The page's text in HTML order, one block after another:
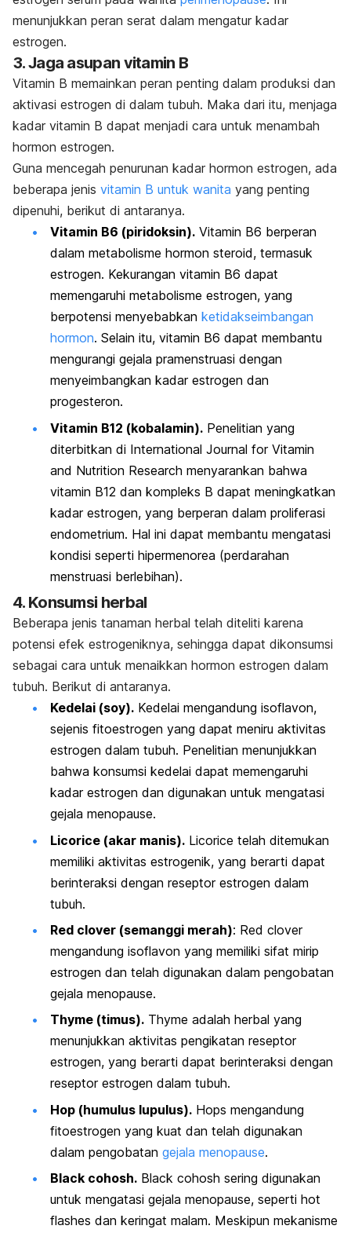
menunjukkan peran serat dalam mengatur kadar
estrogen.
3. Jaga asupan vitamin B
Vitamin B memainkan peran penting dalam produksi dan
aktivasi estrogen di dalam tubuh. Maka dari itu, menjaga
kadar vitamin B dapat menjadi cara untuk menambah
hormon estrogen.
Guna mencegah penurunan kadar hormon estrogen, ada
beberapa jenis vitamin B untuk wanita yang penting
dipenuhi, berikut di antaranya.
Vitamin B6 (piridoksin). Vitamin B6 berperan
dalam metabolisme hormon steroid, termasuk
estrogen. Kekurangan vitamin B6 dapat
memengaruhi metabolisme estrogen, yang
berpotensi menyebabkan ketidakseimbangan
hormon. Selain itu, vitamin B6 dapat membantu
mengurangi gejala pramenstruasi dengan
menyeimbangkan kadar estrogen dan
progesteron.
Vitamin B12 (kobalamin). Penelitian yang
diterbitkan di International Journal for Vitamin
and Nutrition Research menyarankan bahwa
vitamin B12 dan kompleks B dapat meningkatkan
kadar estrogen, yang berperan dalam proliferasi
endometrium. Hal ini dapat membantu mengatasi
kondisi seperti hipermenorea (perdarahan
menstruasi berlebihan).
4. Konsumsi herbal
Beberapa jenis tanaman herbal telah diteliti karena
potensi efek estrogeniknya, sehingga dapat dikonsumsi
sebagai cara untuk menaikkan hormon estrogen dalam
tubuh. Berikut di antaranya.
Kedelai (soy). Kedelai mengandung isoflavon,
sejenis fitoestrogen yang dapat meniru aktivitas
estrogen dalam tubuh. Penelitian menunjukkan
bahwa konsumsi kedelai dapat memengaruhi
kadar estrogen dan digunakan untuk mengatasi
gejala menopause.
Licorice (akar manis). Licorice telah ditemukan
memiliki aktivitas estrogenik, yang berarti dapat
berinteraksi dengan reseptor estrogen dalam
tubuh.
Red clover (semanggi merah): Red clover
mengandung isoflavon yang memiliki sifat mirip
estrogen dan telah digunakan dalam pengobatan
gejala menopause.
Thyme (timus). Thyme adalah herbal yang
menunjukkan aktivitas pengikatan reseptor
estrogen, yang berarti dapat berinteraksi dengan
reseptor estrogen dalam tubuh.
Hop (humulus lupulus). Hops mengandung
fitoestrogen yang kuat dan telah digunakan
dalam pengobatan gejala menopause.
Black cohosh. Black cohosh sering digunakan
untuk mengatasi gejala menopause, seperti hot
flashes dan keringat malam. Meskipun mekanisme